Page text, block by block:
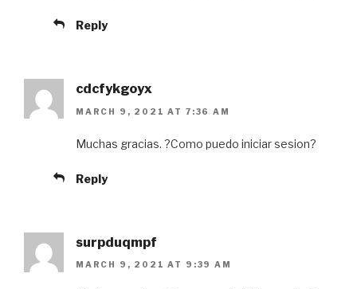
Reply
cdcfykgoyx
MARCH 9, 2021 AT 7:36 AM
Muchas gracias. ?Como puedo iniciar sesion?
Reply
surpduqmpf
MARCH 9, 2021 AT 9:39 AM